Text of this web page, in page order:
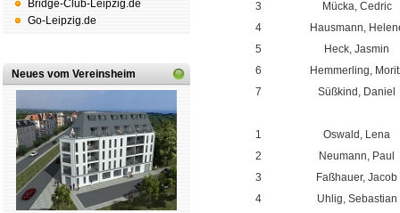
Bridge-Club-Leipzig.de
Go-Leipzig.de
Neues vom Vereinsheim
3
Mücka, Cedric
4
Hausmann,
5
Heck, Jasmin
6
Hemmerling,
7
Süßkind, Daniel
1
Oswald, Lena
2
Neumann, Paul
3
Faßhauer, Jacob
4
Uhlig, Sebastian